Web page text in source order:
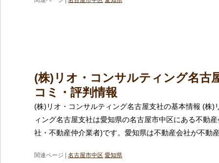
(株)リオ・コンサルティング名古
コミ・評判情報
(株)リオ・コンサルティング名古屋支社の基本情報 (株)
ィング名古屋支社は愛知県の名古屋市中区にある不動
社・不動産仲介業者)です。愛知県は不動産会社が不動
関連ページ | 名古屋市中区 愛知県